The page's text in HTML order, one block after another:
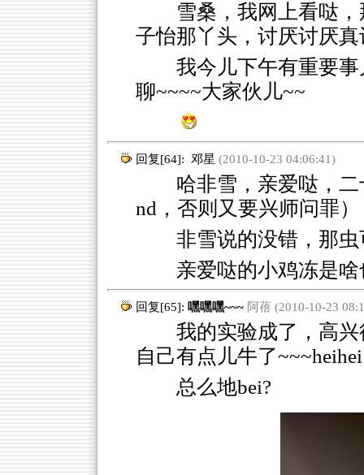
雪桑，我网上看哒
子怡那丫头，讨厌讨厌真
我今儿下午有重要
聊~~~~大家伙儿~~
回复[64]: 邓星 (2010-10-23 04:06:41)
哈非雪，亲爱哒，二
nd，否则又要兴师问罪）
非雪说的没错，那
亲爱哒的小鸡冻是
回复[65]: 嘿嘿嘿~~~ 阿蓓 (2010-10-23
我的实验成了，高兴
自己有点儿牛了~~~heihei
总么地bei?